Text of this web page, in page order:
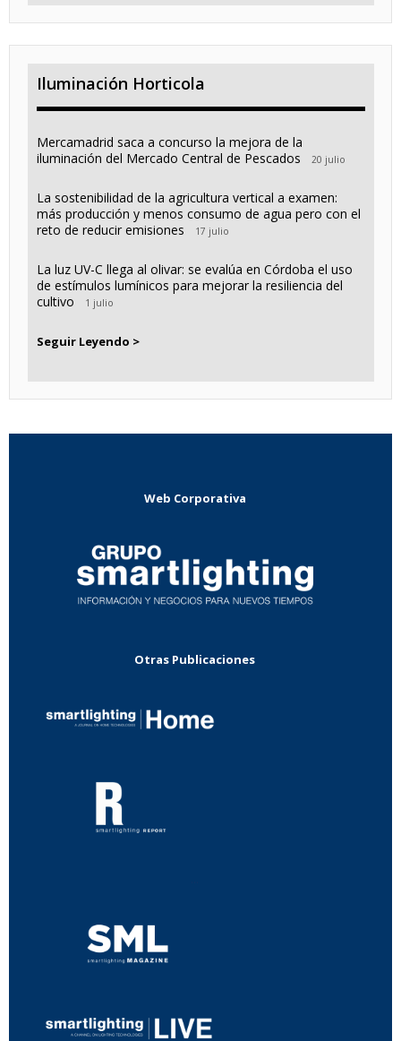
Iluminación Horticola
Mercamadrid saca a concurso la mejora de la
iluminación del Mercado Central de Pescados
20 julio
La sostenibilidad de la agricultura vertical a examen:
más producción y menos consumo de agua pero con el
reto de reducir emisiones
17 julio
La luz UV-C llega al olivar: se evalúa en Córdoba el uso
de estímulos lumínicos para mejorar la resiliencia del
cultivo
1 julio
Seguir Leyendo >
Web Corporativa
Otras Publicaciones